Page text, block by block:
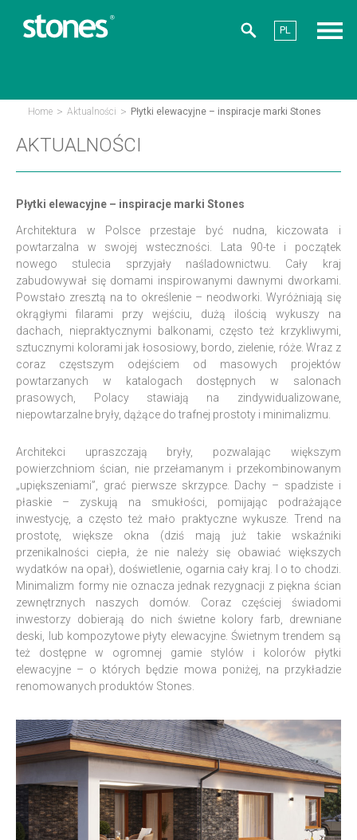
PL
Home > Aktualności > Płytki elewacyjne – inspiracje marki Stones
AKTUALNOŚCI
Płytki elewacyjne – inspiracje marki Stones
Architektura w Polsce przestaje być nudna, kiczowata i
powtarzalna w swojej wsteczności. Lata 90-te i początek
nowego stulecia sprzyjały naśladownictwu. Cały kraj
zabudowywał się domami inspirowanymi dawnymi dworkami.
Powstało zresztą na to określenie – neodworki. Wyróżniają się
okrągłymi filarami przy wejściu, dużą ilością wykuszy na
dachach, niepraktycznymi balkonami, często też krzykliwymi,
sztucznymi kolorami jak łososiowy, bordo, zielenie, róże. Wraz z
coraz częstszym odejściem od masowych projektów
powtarzanych w katalogach dostępnych w salonach
prasowych, Polacy stawiają na zindywidualizowane,
niepowtarzalne bryły, dążące do trafnej prostoty i minimalizmu.
Architekci upraszczają bryły, pozwalając większym
powierzchniom ścian, nie przełamanym i przekombinowanym
„upiększeniami”, grać pierwsze skrzypce. Dachy – spadziste i
płaskie – zyskują na smukłości, pomijając podrażające
inwestycję, a często też mało praktyczne wykusze. Trend na
prostotę, większe okna (dziś mają już takie wskaźniki
przenikalności ciepła, że nie należy się obawiać większych
wydatków na opał), doświetlenie, ogarnia cały kraj. I o to chodzi.
Minimalizm formy nie oznacza jednak rezygnacji z piękna ścian
zewnętrznych naszych domów. Coraz częściej świadomi
inwestorzy dobierają do nich świetne kolory farb, drewniane
deski, lub kompozytowe płyty elewacyjne. Świetnym trendem są
też dostępne w ogromnej gamie stylów i kolorów płytki
elewacyjne – o których będzie mowa poniżej, na przykładzie
renomowanych produktów Stones.